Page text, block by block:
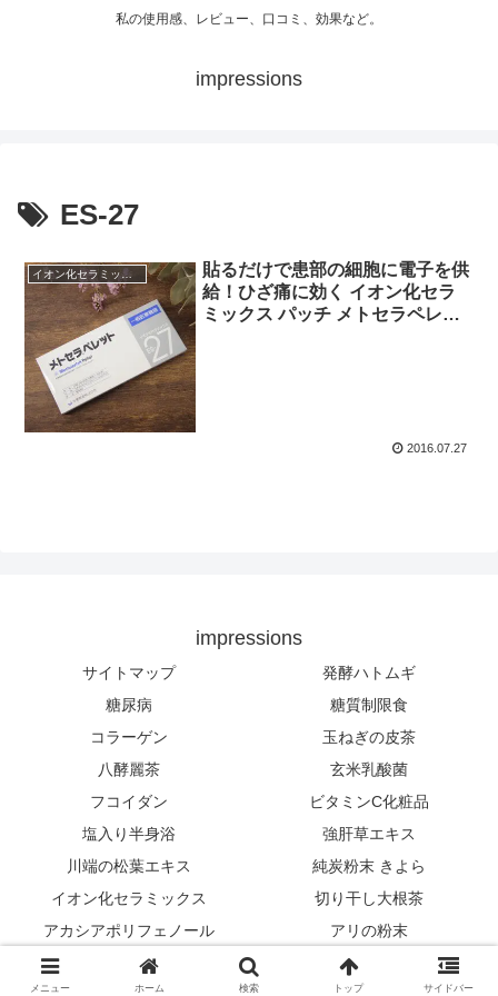
私の使用感、レビュー、口コミ、効果など。
impressions
ES-27
イオン化セラミックス
貼るだけで患部の細胞に電子を供
給！ひざ痛に効く イオン化セラ
ミックス パッチ メトセラペレッ
2016.07.27
impressions
サイトマップ
発酵ハトムギ
糖尿病
糖質制限食
コラーゲン
玉ねぎの皮茶
八酵麗茶
玄米乳酸菌
フコイダン
ビタミンC化粧品
塩入り半身浴
強肝草エキス
川端の松葉エキス
純炭粉末 きよら
イオン化セラミックス
切り干し大根茶
アカシアポリフェノール
アリの粉末
© 2016 impressions.
メニュー ホーム 検索 トップ サイドバー